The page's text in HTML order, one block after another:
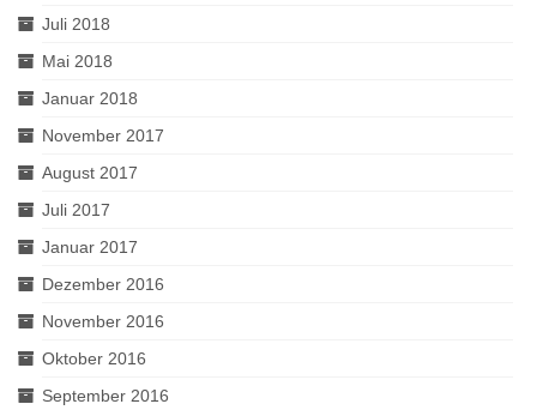
Juli 2018
Mai 2018
Januar 2018
November 2017
August 2017
Juli 2017
Januar 2017
Dezember 2016
November 2016
Oktober 2016
September 2016